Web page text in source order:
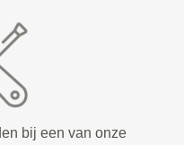
bij een van onze